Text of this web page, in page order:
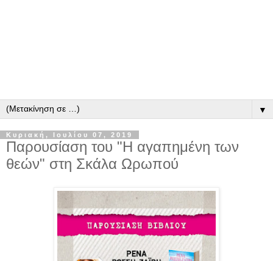
▼
Κυριακή, Ιουλίου 07, 2019
Παρουσίαση του "Η αγαπημένη των
θεών" στη Σκάλα Ωρωπού